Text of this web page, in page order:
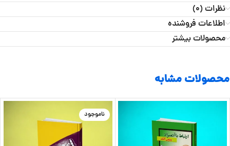
نظرات (0)
اطلاعات فروشنده
محصولات بیشتر
محصولات مشابه
ناموجود